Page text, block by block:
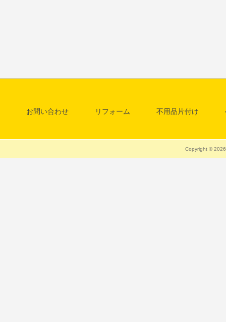
お問い合わせ リフォーム 不用品片付け
Copyright ©